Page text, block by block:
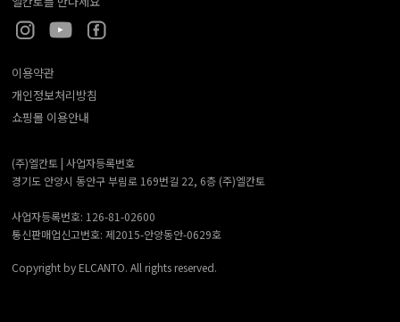
이용약관
개인정보처리방침
쇼핑몰 이용안내
(주)엘칸토 | 사업자등록번호
경기도 안양시 동안구 부림로 169번길 22, 6층 (주)엘칸토
사업자등록번호: 126-81-02600
통신판매업신고번호: 제2015-안양동안-0629호
Copyright by ELCANTO. All rights reserved.